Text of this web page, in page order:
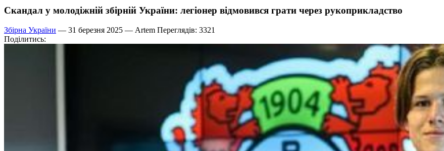
Скандал у молодіжній збірній України: легіонер відмовився грати через рукоприкладство
Збірна України — 31 березня 2025 — Artem Переглядів: 3321
Поділитись: